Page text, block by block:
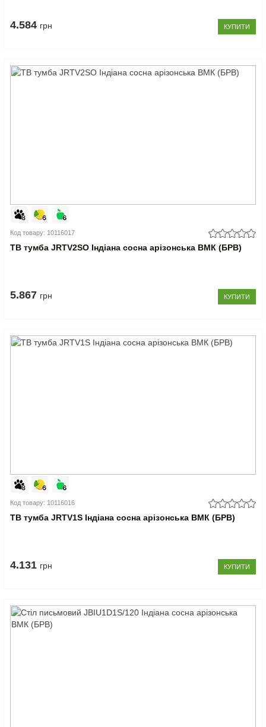
4.584 грн КУПИТИ
Код товару: 10116017
ТВ тумба JRTV2SO Індіана сосна арізонська ВМК (БРВ)
5.867 грн КУПИТИ
Код товару: 10116016
ТВ тумба JRTV1S Індіана сосна арізонська ВМК (БРВ)
4.131 грн КУПИТИ